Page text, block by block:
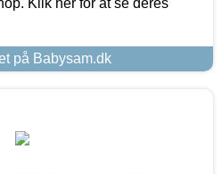
Klik her for at se deres
på Babysam.dk